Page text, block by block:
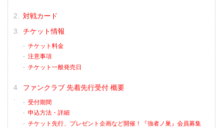
対戦カード
チケット情報
チケット料金
注意事項
チケット一般発売日
ファンクラブ 先着先行受付 概要
受付期間
申込方法・詳細
チケット先行、プレゼント企画など開催！『強者ノ巣』会員募集